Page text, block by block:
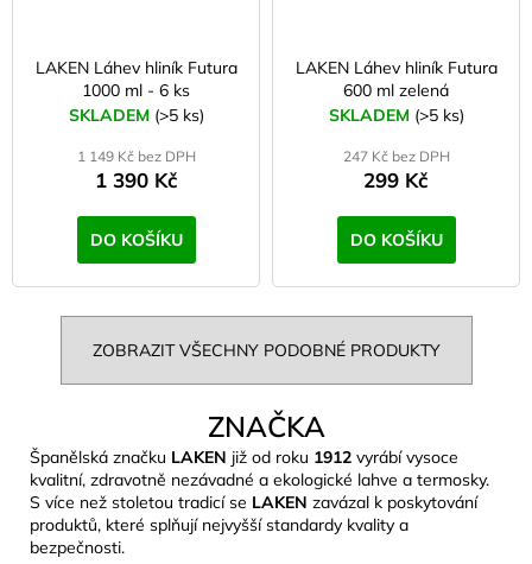
LAKEN Láhev hliník Futura
1000 ml - 6 ks
SKLADEM (>5 ks)
1 149 Kč bez DPH
1 390 Kč
DO KOŠÍKU
LAKEN Láhev hliník Futura
600 ml zelená
SKLADEM (>5 ks)
247 Kč bez DPH
299 Kč
DO KOŠÍKU
ZOBRAZIT VŠECHNY PODOBNÉ PRODUKTY
ZNAČKA
Španělská značku LAKEN již od roku 1912 vyrábí vysoce
kvalitní, zdravotně nezávadné a ekologické lahve a termosky.
S více než stoletou tradicí se LAKEN zavázal k poskytování
produktů, které splňují nejvyšší standardy kvality a
bezpečnosti.